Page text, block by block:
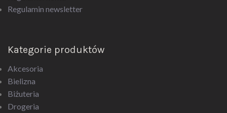
Regulamin newsletter
Kategorie produktów
Akcesoria
Bielizna
Biżuteria
Drogeria